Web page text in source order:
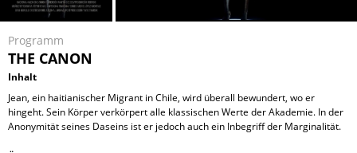
Programm
THE CANON
Inhalt
Jean, ein haitianischer Migrant in Chile, wird überall bewundert, wo er
hingeht. Sein Körper verkörpert alle klassischen Werte der Akademie. In der
Anonymität seines Daseins ist er jedoch auch ein Inbegriff der Marginalität.